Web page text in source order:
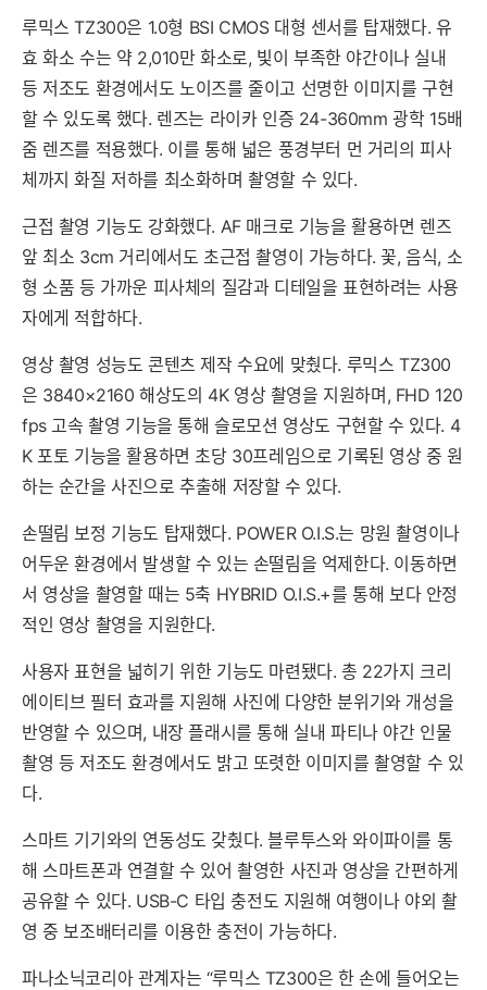
루믹스 TZ300은 1.0형 BSI CMOS 대형 센서를 탑재했다. 유
효 화소 수는 약 2,010만 화소로, 빛이 부족한 야간이나 실내
등 저조도 환경에서도 노이즈를 줄이고 선명한 이미지를 구현
할 수 있도록 했다. 렌즈는 라이카 인증 24-360mm 광학 15배
줌 렌즈를 적용했다. 이를 통해 넓은 풍경부터 먼 거리의 피사
체까지 화질 저하를 최소화하며 촬영할 수 있다.
근접 촬영 기능도 강화했다. AF 매크로 기능을 활용하면 렌즈
앞 최소 3cm 거리에서도 초근접 촬영이 가능하다. 꽃, 음식, 소
형 소품 등 가까운 피사체의 질감과 디테일을 표현하려는 사용
자에게 적합하다.
영상 촬영 성능도 콘텐츠 제작 수요에 맞췄다. 루믹스 TZ300
은 3840×2160 해상도의 4K 영상 촬영을 지원하며, FHD 120
fps 고속 촬영 기능을 통해 슬로모션 영상도 구현할 수 있다. 4
K 포토 기능을 활용하면 초당 30프레임으로 기록된 영상 중 원
하는 순간을 사진으로 추출해 저장할 수 있다.
손떨림 보정 기능도 탑재했다. POWER O.I.S.는 망원 촬영이나
어두운 환경에서 발생할 수 있는 손떨림을 억제한다. 이동하면
서 영상을 촬영할 때는 5축 HYBRID O.I.S.+를 통해 보다 안정
적인 영상 촬영을 지원한다.
사용자 표현을 넓히기 위한 기능도 마련됐다. 총 22가지 크리
에이티브 필터 효과를 지원해 사진에 다양한 분위기와 개성을
반영할 수 있으며, 내장 플래시를 통해 실내 파티나 야간 인물
촬영 등 저조도 환경에서도 밝고 또렷한 이미지를 촬영할 수 있
다.
스마트 기기와의 연동성도 갖췄다. 블루투스와 와이파이를 통
해 스마트폰과 연결할 수 있어 촬영한 사진과 영상을 간편하게
공유할 수 있다. USB-C 타입 충전도 지원해 여행이나 야외 촬
영 중 보조배터리를 이용한 충전이 가능하다.
파나소닉코리아 관계자는 “루믹스 TZ300은 한 손에 들어오는